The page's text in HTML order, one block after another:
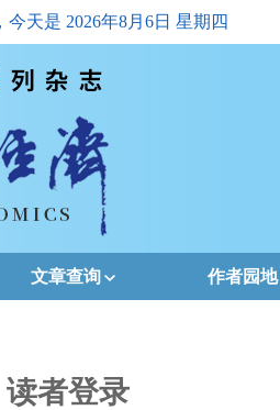
今天是 2026年8月6日 星期四
文章查询 作者园地
读者登录